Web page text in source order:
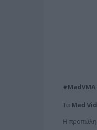
#MadVMA
Τα Mad
Η